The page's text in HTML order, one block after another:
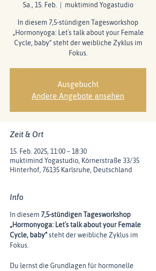
Sa., 15. Feb. muktimind Yogastudio
In diesem 7,5-stündigen Tagesworkshop
„Hormonyoga: Let`s talk about your Female
Cycle, baby“ steht der weibliche Zyklus im
Fokus.
Ausgebucht
Andere Angebote ansehen
Zeit & Ort
15. Feb. 2025, 11:00 – 18:30
muktimind Yogastudio, Körnerstraße 33/35
Hinterhof, 76135 Karlsruhe, Deutschland
Info
In diesem 7,5-stündigen Tagesworkshop
„Hormonyoga: Let`s talk about your Female
Cycle, baby“ steht der weibliche Zyklus im
Fokus.
Du lernst die Grundlagen für hormonelle